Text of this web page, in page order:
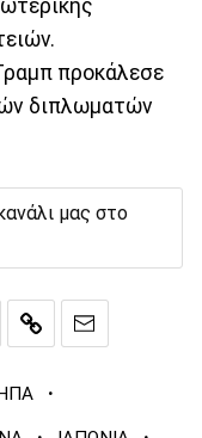
προκάλεσε
διπλωματών
μας στο
·